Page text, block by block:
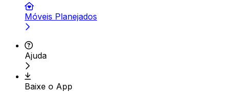
Móveis Planejados
Ajuda
Baixe o App